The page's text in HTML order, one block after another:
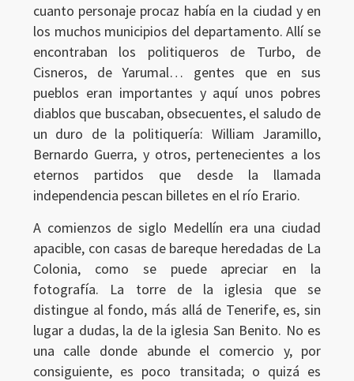
cuanto personaje procaz había en la ciudad y en
los muchos municipios del departamento. Allí se
encontraban los politiqueros de Turbo, de
Cisneros, de Yarumal… gentes que en sus
pueblos eran importantes y aquí unos pobres
diablos que buscaban, obsecuentes, el saludo de
un duro de la politiquería: William Jaramillo,
Bernardo Guerra, y otros, pertenecientes a los
eternos partidos que desde la llamada
independencia pescan billetes en el río Erario.
A comienzos de siglo Medellín era una ciudad
apacible, con casas de bareque heredadas de La
Colonia, como se puede apreciar en la
fotografía. La torre de la iglesia que se
distingue al fondo, más allá de Tenerife, es, sin
lugar a dudas, la de la iglesia San Benito. No es
una calle donde abunde el comercio y, por
consiguiente, es poco transitada; o quizá es